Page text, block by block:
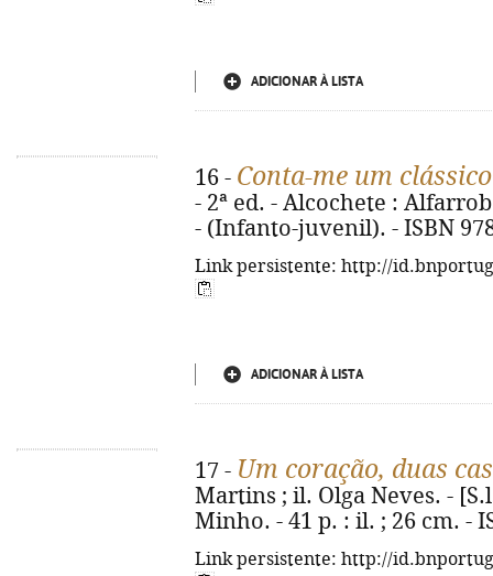
ADICIONAR À LISTA
16 - Conta-me um clássico
- 2ª ed. - Alcochete :
- (Infanto-juvenil). - ISBN
Link persistente: http://
ADICIONAR À LISTA
17 - Um coração, duas
Martins ; il. Olga Neves. -
Minho. - 41 p. : il. ; 26 cm. -
Link persistente: http://